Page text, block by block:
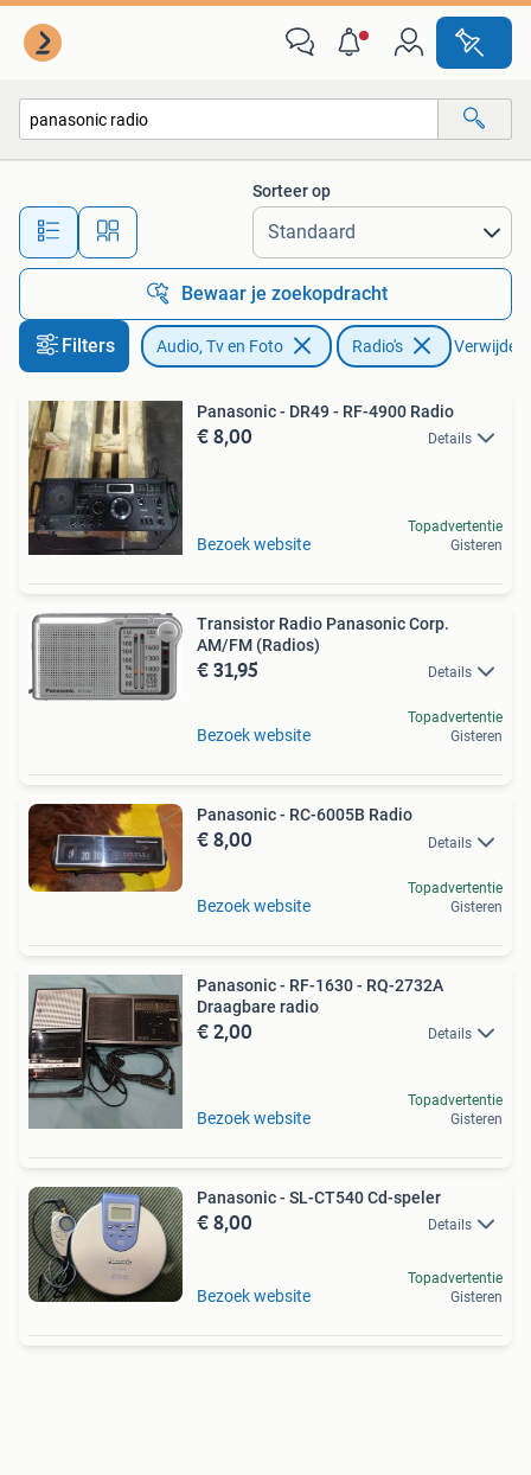
Alle afstanden…
Sorteer op
Bewaar je zoekopdracht
Filters Audio, Tv en Foto Radio's Verwijder
Panasonic - DR49 - RF-4900 Radio
€ 8,00 Details
Bezoek website
Topadvertentie
Gisteren
Transistor Radio Panasonic Corp.
AM/FM (Radios)
€ 31,95 Details
Bezoek website
Topadvertentie
Gisteren
Panasonic - RC-6005B Radio
€ 8,00 Details
Bezoek website
Topadvertentie
Gisteren
Panasonic - RF-1630 - RQ-2732A
Draagbare radio
€ 2,00 Details
Bezoek website
Topadvertentie
Gisteren
Panasonic - SL-CT540 Cd-speler
€ 8,00 Details
Bezoek website
Topadvertentie
Gisteren